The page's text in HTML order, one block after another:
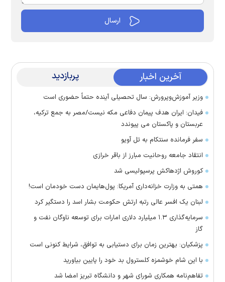
آخرین اخبار پربازدید
وزیر آموزش‌وپرورش: سال تحصیلی آینده حتماً حضوری است
فیدان: ایران هدف پیمان دفاعی مکه نیست/مصر به جمع ترکیه،
عربستان و پاکستان می پیوندد
سفر فرمانده سنتکام به تل آویو
انتقاد جامعه روحانیت مبارز از باقر خرازی
کوروش اژدهاکش پرسپولیسی شد
همتی به وزارت خزانه‌داری آمریکا: پول‌هایمان دست خودمان است!
لبنان یک افسر عالی رتبه ارتش حکومت بشار اسد را دستگیر کرد
سرمایه‌گذاری ۱.۳ میلیارد دلاری امارات برای توسعه ناوگان نفت و
گاز
پزشکیان: بهترین زمان برای دستیابی به توافق، شرایط کنونی است
با این شام خوشمزه کلسترول بد خود را پایین بیاورید
تفاهم‌نامه همکاری شورای شهر و دانشگاه تبریز امضا شد